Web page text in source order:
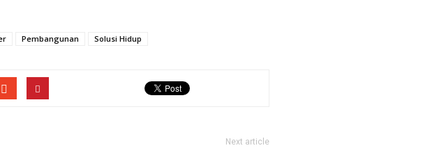
Pembangunan Solusi Hidup
Next article